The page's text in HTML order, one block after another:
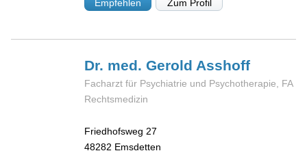
Empfehlen Zum Profil
Dr. med. Gerold Asshoff
Facharzt für Psychiatrie und Psychotherapie, FA
Rechtsmedizin
Friedhofsweg 27
48282 Emsdetten